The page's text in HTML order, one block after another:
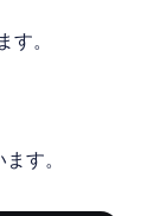
す。
す。